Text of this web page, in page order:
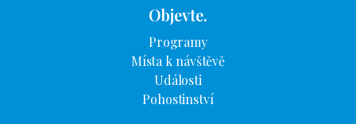
Objevte.
Programy
Místa k návštěvě
Události
Pohostinství